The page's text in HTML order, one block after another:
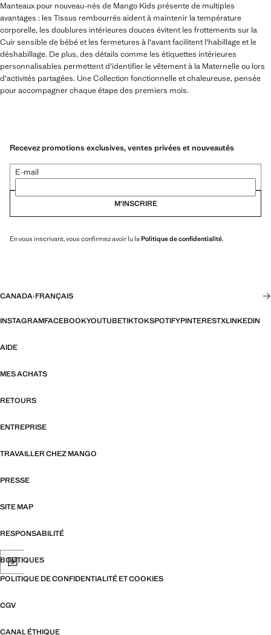
Manteaux pour nouveau-nés de Mango Kids présente de multiples
avantages : les Tissus rembourrés aident à maintenir la température
corporelle, les doublures intérieures douces évitent les frottements sur la
Cuir sensible de bébé et les fermetures à l'avant facilitent l'habillage et le
déshabillage. De plus, des détails comme les étiquettes intérieures
personnalisables permettent d'identifier le vêtement à la Maternelle ou lors
d'activités partagées. Une Collection fonctionnelle et chaleureuse, pensée
pour accompagner chaque étape des premiers mois.
Recevez promotions exclusives, ventes privées et nouveautés
E-mail
M’INSCRIRE
En vous inscrivant, vous confirmez avoir lu la Politique de confidentialité.
CANADA·FRANÇAIS
INSTAGRAMFACEBOOKYOUTUBETIKTOKSPOTIFYPINTERESTXLINKEDIN
AIDE
MES ACHATS
RETOURS
ENTREPRISE
TRAVAILLER CHEZ MANGO
PRESSE
SITE MAP
RESPONSABILITÉ
BOUTIQUES
POLITIQUE DE CONFIDENTIALITÉ ET COOKIES
CGV
CANAL ÉTHIQUE